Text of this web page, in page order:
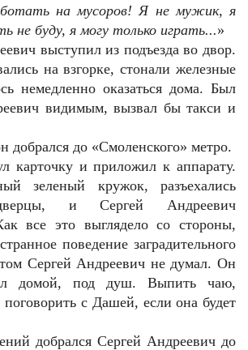
на мусоров! Я не мужик, я
не буду, я могу только играть...»
выступил из подъезда во двор.
на взгорке, стонали железные
немедленно оказаться дома. Был
видимым, вызвал бы такси и
добрался до «Смоленского» метро.
карточку и приложил к аппарату.
зеленый кружок, разъехались
и Сергей Андреевич
все это выглядело со стороны,
поведение заградительного
Сергей Андреевич не думал. Он
домой, под душ. Выпить чаю,
с Дашей, если она будет
добрался Сергей Андреевич до